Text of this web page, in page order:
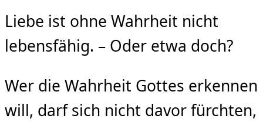
Liebe ist ohne Wahrheit nicht
lebensfähig. – Oder etwa doch?
Wer die Wahrheit Gottes erkennen
will, darf sich nicht davor fürchten,